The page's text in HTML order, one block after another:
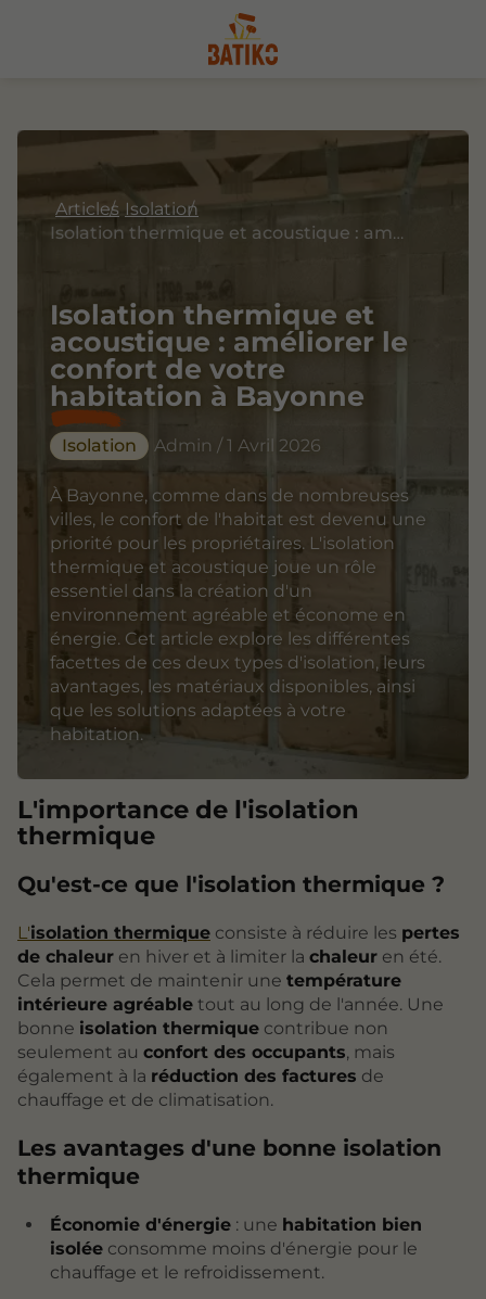
Articles Isolation
Isolation thermique et acoustique : améliorer le confort de votre habitation à Bayonne
Isolation thermique et
acoustique : améliorer le
confort de votre
habitation à Bayonne
Isolation Admin / 1 Avril 2026
À Bayonne, comme dans de nombreuses
villes, le confort de l'habitat est devenu une
priorité pour les propriétaires. L'isolation
thermique et acoustique joue un rôle
essentiel dans la création d'un
environnement agréable et économe en
énergie. Cet article explore les différentes
facettes de ces deux types d'isolation, leurs
avantages, les matériaux disponibles, ainsi
que les solutions adaptées à votre
habitation.
L'importance de l'isolation
thermique
Qu'est-ce que l'isolation thermique ?
L'isolation thermique consiste à réduire les pertes
de chaleur en hiver et à limiter la chaleur en été.
Cela permet de maintenir une température
intérieure agréable tout au long de l'année. Une
bonne isolation thermique contribue non
seulement au confort des occupants, mais
également à la réduction des factures de
chauffage et de climatisation.
Les avantages d'une bonne isolation
thermique
Économie d'énergie: une habitation bien
isoléeconsomme moins d'énergie pour le
chauffage et le refroidissement.